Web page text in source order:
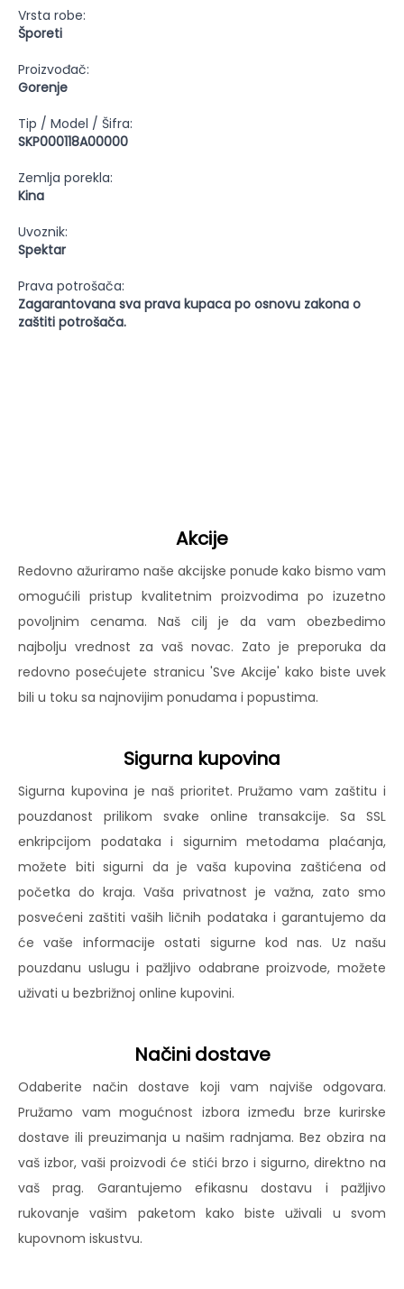
Vrsta robe:
Šporeti
Proizvođač:
Gorenje
Tip / Model / Šifra:
SKP000118A00000
Zemlja porekla:
Kina
Uvoznik:
Spektar
Prava potrošača:
Zagarantovana sva prava kupaca po osnovu zakona o
zaštiti potrošača.
Akcije
Redovno ažuriramo naše akcijske ponude kako bismo vam
omogućili pristup kvalitetnim proizvodima po izuzetno
povoljnim cenama. Naš cilj je da vam obezbedimo
najbolju vrednost za vaš novac. Zato je preporuka da
redovno posećujete stranicu 'Sve Akcije' kako biste uvek
bili u toku sa najnovijim ponudama i popustima.
Sigurna kupovina
Sigurna kupovina je naš prioritet. Pružamo vam zaštitu i
pouzdanost prilikom svake online transakcije. Sa SSL
enkripcijom podataka i sigurnim metodama plaćanja,
možete biti sigurni da je vaša kupovina zaštićena od
početka do kraja. Vaša privatnost je važna, zato smo
posvećeni zaštiti vaših ličnih podataka i garantujemo da
će vaše informacije ostati sigurne kod nas. Uz našu
pouzdanu uslugu i pažljivo odabrane proizvode, možete
uživati u bezbrižnoj online kupovini.
Načini dostave
Odaberite način dostave koji vam najviše odgovara.
Pružamo vam mogućnost izbora između brze kurirske
dostave ili preuzimanja u našim radnjama. Bez obzira na
vaš izbor, vaši proizvodi će stići brzo i sigurno, direktno na
vaš prag. Garantujemo efikasnu dostavu i pažljivo
rukovanje vašim paketom kako biste uživali u svom
kupovnom iskustvu.